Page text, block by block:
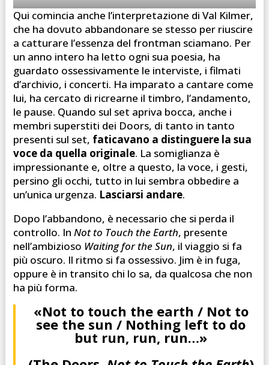
Qui comincia anche l’interpretazione di Val Kilmer,
che ha dovuto abbandonare se stesso per riuscire
a catturare l’essenza del frontman sciamano. Per
un anno intero ha letto ogni sua poesia, ha
guardato ossessivamente le interviste, i filmati
d’archivio, i concerti. Ha imparato a cantare come
lui, ha cercato di ricrearne il timbro, l’andamento,
le pause. Quando sul set apriva bocca, anche i
membri superstiti dei Doors, di tanto in tanto
presenti sul set, faticavano a distinguere la sua
voce da quella originale. La somiglianza è
impressionante e, oltre a questo, la voce, i gesti,
persino gli occhi, tutto in lui sembra obbedire a
un’unica urgenza. Lasciarsi andare.
Dopo l’abbandono, è necessario che si perda il
controllo. In Not to Touch the Earth, presente
nell’ambizioso Waiting for the Sun, il viaggio si fa
più oscuro. Il ritmo si fa ossessivo. Jim è in fuga,
oppure è in transito chi lo sa, da qualcosa che non
ha più forma.
«Not to touch the earth / Not to
see the sun / Nothing left to do
but run, run, run…»